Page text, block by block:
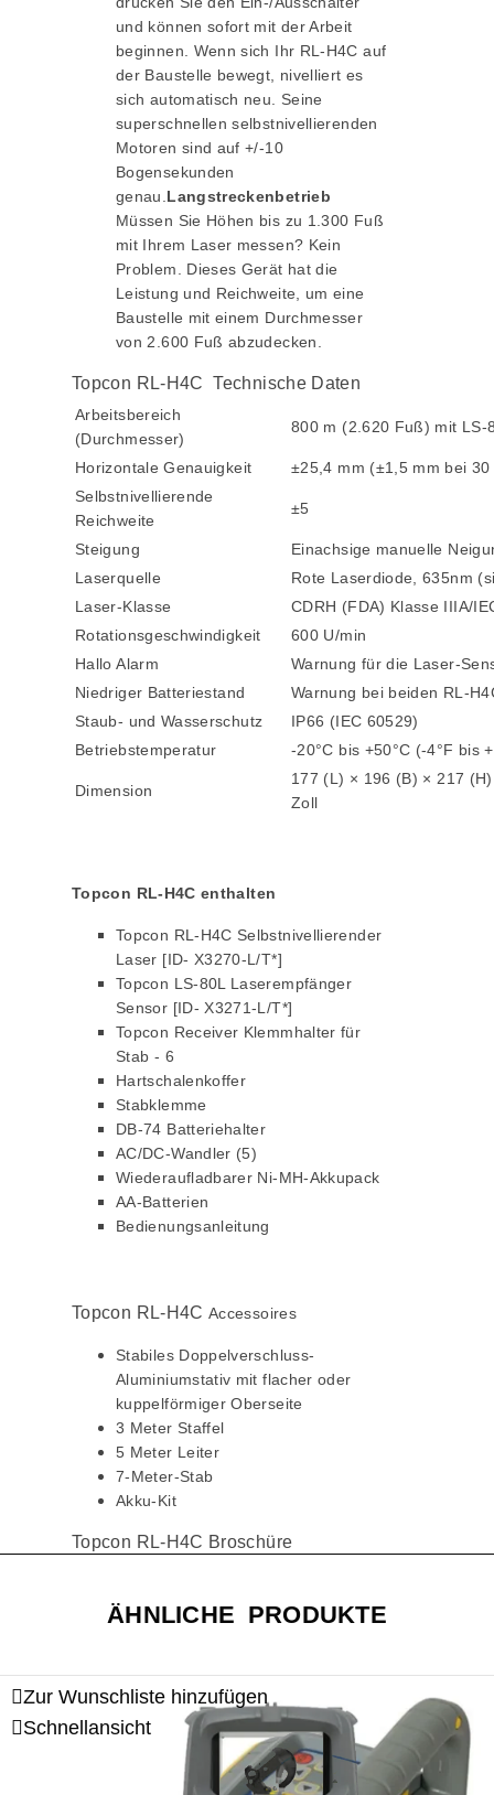
und können sofort mit der Arbeit
beginnen. Wenn sich Ihr RL-H4C auf
der Baustelle bewegt, nivelliert es
sich automatisch neu. Seine
superschnellen selbstnivellierenden
Motoren sind auf +/-10
Bogensekunden
genau.Langstreckenbetrieb
Müssen Sie Höhen bis zu 1.300 Fuß
mit Ihrem Laser messen? Kein
Problem. Dieses Gerät hat die
Leistung und Reichweite, um eine
Baustelle mit einem Durchmesser
von 2.600 Fuß abzudecken.
Topcon RL-H4C Technische Daten
Arbeitsbereich
(Durchmesser)
800 m (2.620 Fuß) mit LS-
Horizontale Genauigkeit
±25,4 mm (±1,5 mm bei
Selbstnivellierende
Reichweite
±5
Steigung
Einachsige manuelle
Laserquelle
Rote Laserdiode, 635nm
Laser-Klasse
CDRH (FDA) Klasse IIIA/
Rotationsgeschwindigkeit
600 U/min
Hallo Alarm
Warnung für die Laser-
Niedriger Batteriestand
Warnung bei beiden RL-
Staub- und Wasserschutz
IP66 (IEC 60529)
Betriebstemperatur
-20°C bis +50°C (-4°F bis
Dimension
177 (L) × 196 (B) × 217
Zoll
Topcon RL-H4C enthalten
Topcon RL-H4C Selbstnivellierender
Laser [ID- X3270-L/T*]
Topcon LS-80L Laserempfänger
Sensor [ID- X3271-L/T*]
Topcon Receiver Klemmhalter für
Stab - 6
Hartschalenkoffer
Stabklemme
DB-74 Batteriehalter
AC/DC-Wandler (5)
Wiederaufladbarer Ni-MH-Akkupack
AA-Batterien
Bedienungsanleitung
Topcon RL-H4CAccessoires
Stabiles Doppelverschluss-
Aluminiumstativ mit flacher oder
kuppelförmiger Oberseite
3 Meter Staffel
5 Meter Leiter
7-Meter-Stab
Akku-Kit
Topcon RL-H4C Broschüre
ÄHNLICHE PRODUKTE
Zur Wunschliste hinzufügen
Schnellansicht